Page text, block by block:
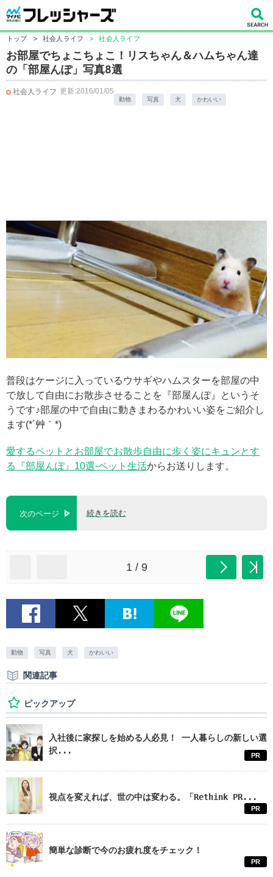
トップ > 社会人ライフ > 社会人ライフ
お部屋でちょこちょこ！リスちゃん＆ハムちゃん達
の「部屋んぽ」写真8選
社会人ライフ 更新:2016/01/05
動物 写真 犬 かわいい
普段はケージに入っているウサギやハムスターを部屋の中
で放して自由にお散歩させることを『部屋んぽ』というそ
うです♪部屋の中で自由に動きまわるかわいい姿をご紹介し
ます(*´艸｀*)
愛するペットとお部屋でお散歩自由に歩く姿にキュンとす
る『部屋んぽ』10選-ペット生活からお送りします。
次のページ 続きを読む
1 / 9
動物 写真 犬 かわいい
関連記事
ピックアップ
入社後に家探しを始める人必見！ 一人暮らしの新しい選
択...
PR
視点を変えれば、世の中は変わる。「Rethink PR...
PR
簡単な診断で今のお疲れ度をチェック！
PR